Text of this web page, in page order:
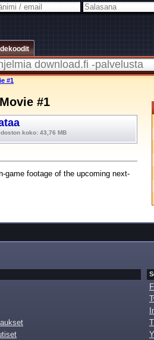
#1
#1
koko: 43,76 MB
game footage of the upcoming next-